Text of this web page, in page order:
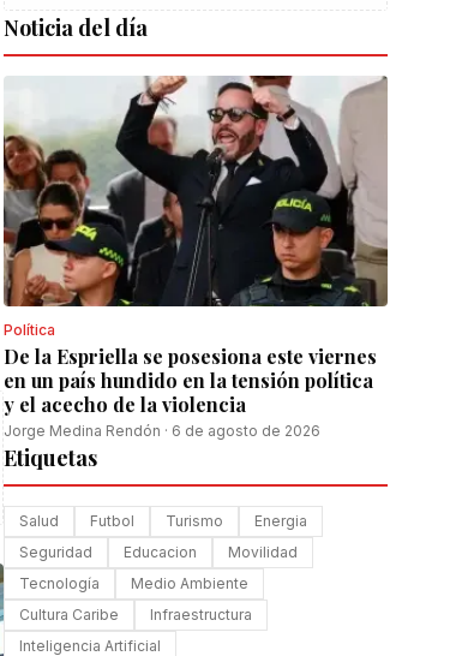
Noticia del día
Política
De la Espriella se posesiona este viernes
en un país hundido en la tensión política
y el acecho de la violencia
Jorge Medina Rendón · 6 de agosto de 2026
Etiquetas
Salud Futbol Turismo
Energia
Seguridad
Educacion
Movilidad
Tecnología
Medio Ambiente
Cultura Caribe
Infraestructura
Inteligencia Artificial